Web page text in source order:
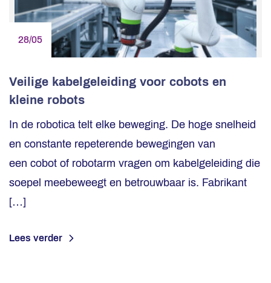
28/05
Veilige kabelgeleiding voor cobots en
kleine robots
In de robotica telt elke beweging. De hoge snelheid
en constante repeterende bewegingen van
een cobot of robotarm vragen om kabelgeleiding die
soepel meebeweegt en betrouwbaar is. Fabrikant
[…]
Lees verder